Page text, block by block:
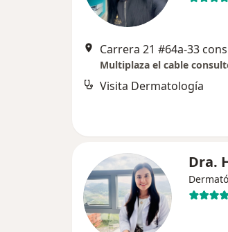
Multiplaza el cable
Visita Dermatología
Dra.